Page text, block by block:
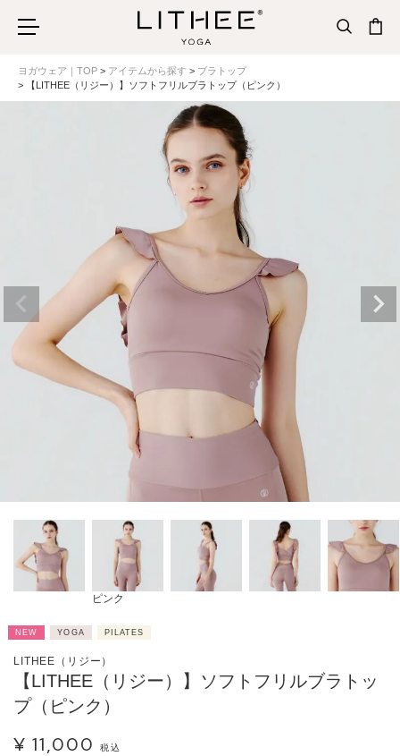
ヨガウェア｜TOP アイテムから探す
ブラトップ
【LITHEE（リジー）】ソフトフリルブラトップ（ピンク）
ピンク
NEW YOGA PILATES
LITHEE（リジー）
【LITHEE（リジー）】ソフトフリルブラトッ
プ（ピンク）
¥ 11,000 税込